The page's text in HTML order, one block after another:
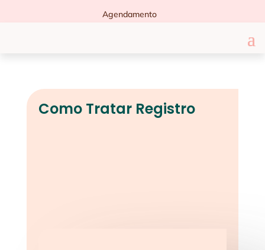
Agendamento
Como Tratar Registro